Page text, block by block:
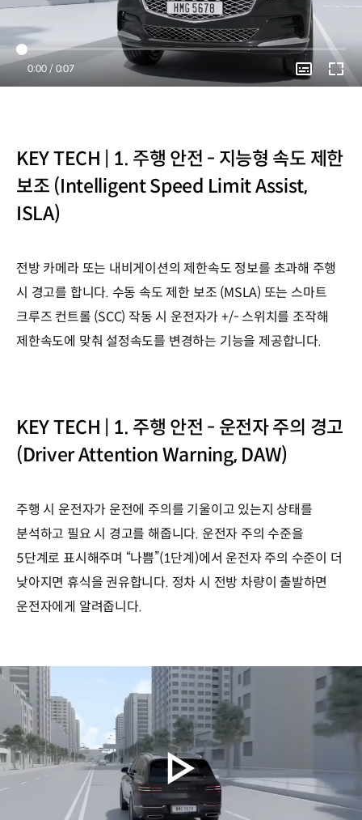
Current
Time
0:00 / Duration
0:07
KEY TECH | 1. 주행 안전 - 지능형 속도 제한
보조 (Intelligent Speed Limit Assist,
ISLA)
전방 카메라 또는 내비게이션의 제한속도 정보를 초과해 주행
시 경고를 합니다. 수동 속도 제한 보조 (MSLA) 또는 스마트
크루즈 컨트롤 (SCC) 작동 시 운전자가 +/- 스위치를 조작해
제한속도에 맞춰 설정속도를 변경하는 기능을 제공합니다.
KEY TECH | 1. 주행 안전 - 운전자 주의 경고
(Driver Attention Warning, DAW)
주행 시 운전자가 운전에 주의를 기울이고 있는지 상태를
분석하고 필요 시 경고를 해줍니다. 운전자 주의 수준을
5단계로 표시해주며 “나쁨”(1단계)에서 운전자 주의 수준이 더
낮아지면 휴식을 권유합니다. 정차 시 전방 차량이 출발하면
운전자에게 알려줍니다.